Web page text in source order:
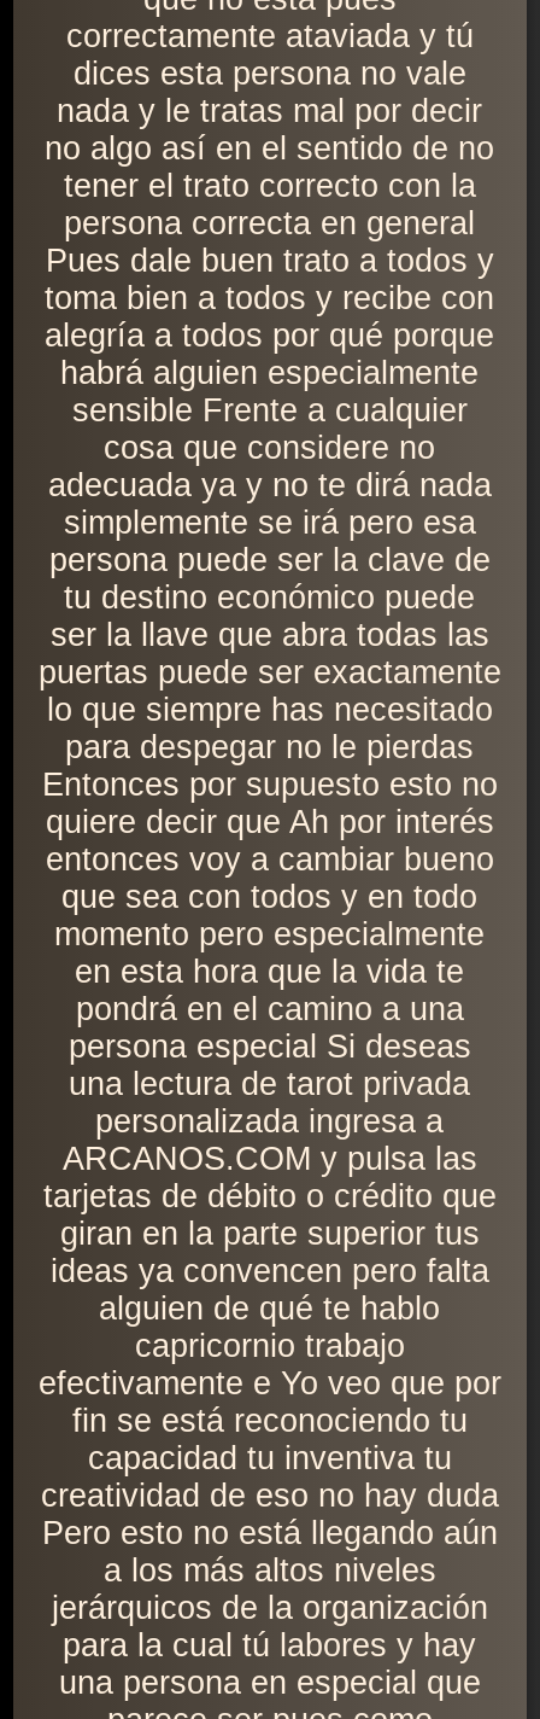
correctamente ataviada y tú
dices esta persona no vale
nada y le tratas mal por decir
no algo así en el sentido de no
tener el trato correcto con la
persona correcta en general
Pues dale buen trato a todos y
toma bien a todos y recibe con
alegría a todos por qué porque
habrá alguien especialmente
sensible Frente a cualquier
cosa que considere no
adecuada ya y no te dirá nada
simplemente se irá pero esa
persona puede ser la clave de
tu destino económico puede
ser la llave que abra todas las
puertas puede ser exactamente
lo que siempre has necesitado
para despegar no le pierdas
Entonces por supuesto esto no
quiere decir que Ah por interés
entonces voy a cambiar bueno
que sea con todos y en todo
momento pero especialmente
en esta hora que la vida te
pondrá en el camino a una
persona especial Si deseas
una lectura de tarot privada
personalizada ingresa a
ARCANOS.COM y pulsa las
tarjetas de débito o crédito que
giran en la parte superior tus
ideas ya convencen pero falta
alguien de qué te hablo
capricornio trabajo
efectivamente e Yo veo que por
fin se está reconociendo tu
capacidad tu inventiva tu
creatividad de eso no hay duda
Pero esto no está llegando aún
a los más altos niveles
jerárquicos de la organización
para la cual tú labores y hay
una persona en especial que